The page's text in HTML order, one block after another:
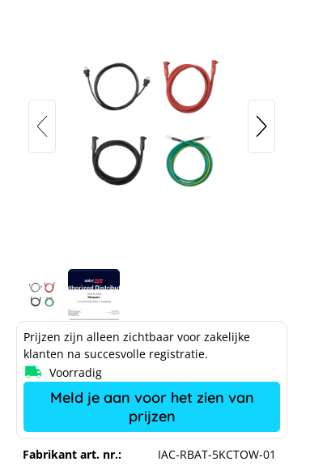
Fabrikant art. nr.:
IAC-RBAT-5KCTOW-01
Prijzen zijn alleen zichtbaar voor zakelijke
klanten na succesvolle registratie.
Voorradig
Meld je aan voor het zien van
prijzen